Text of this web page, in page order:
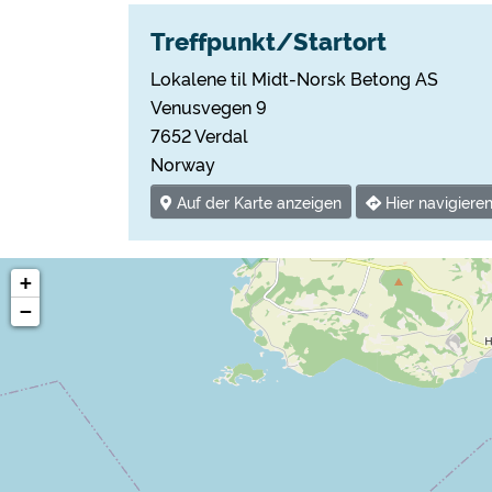
Treffpunkt/Startort
Lokalene til Midt-Norsk Betong AS
Venusvegen 9
7652 Verdal
Norway
Auf der Karte anzeigen Hier navigieren
+
−